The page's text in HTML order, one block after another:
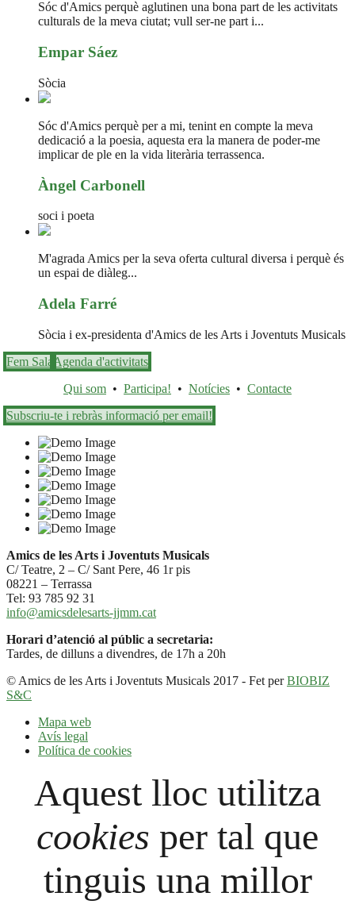
Sóc d'Amics perquè aglutinen una bona part de les activitats
culturals de la meva ciutat; vull ser-ne part i...
Empar Sáez
Sòcia
Sóc d'Amics perquè per a mi, tenint en compte la meva
dedicació a la poesia, aquesta era la manera de poder-me
implicar de ple en la vida literària terrassenca.
Àngel Carbonell
soci i poeta
M'agrada Amics per la seva oferta cultural diversa i perquè és
un espai de diàleg...
Adela Farré
Sòcia i ex-presidenta d'Amics de les Arts i Joventuts Musicals
Fem Sala Agenda d'activitats
Qui som • Participa! • Notícies • Contacte
Subscriu-te i rebràs informació per email!
Amics de les Arts i Joventuts Musicals
C/ Teatre, 2 – C/ Sant Pere, 46 1r pis
08221 – Terrassa
Tel: 93 785 92 31
info@amicsdelesarts-jjmm.cat
Horari d’atenció al públic a secretaria:
Tardes, de dilluns a divendres, de 17h a 20h
© Amics de les Arts i Joventuts Musicals 2017 - Fet perBIOBIZ
S&C
Mapa web
Avís legal
Política de cookies
Aquest lloc utilitza
cookies per tal que
tinguis una millor